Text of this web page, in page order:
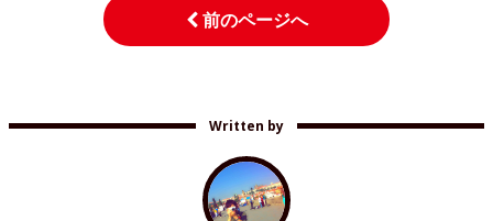
前のページへ
Written by